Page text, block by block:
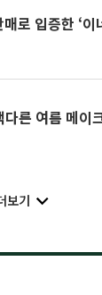
로 입증한 ‘
른 여름 메이
보기